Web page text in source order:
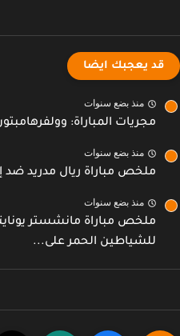
قد يعجبك ايضا
منذ بضع سنوات
مجريات المباراة: وولفرهامبتون
منذ بضع سنوات
ملخص مباراة ريال مدريد ضد
منذ بضع سنوات
ملخص مباراة مانشستر
للشياطين الحمر على...